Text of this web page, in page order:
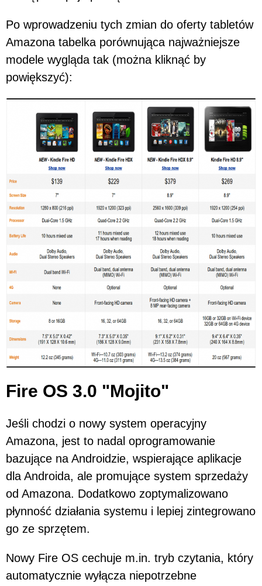
Po wprowadzeniu tych zmian do oferty tabletów
Amazona tabelka porównująca najważniejsze
modele wygląda tak (można kliknąć by
powiększyć):
Fire OS 3.0 "Mojito"
Jeśli chodzi o nowy system operacyjny
Amazona, jest to nadal oprogramowanie
bazujące na Androidzie, wspierające aplikacje
dla Androida, ale promujące system sprzedaży
od Amazona. Dodatkowo zoptymalizowano
płynność działania systemu i lepiej zintegrowano
go ze sprzętem.
Nowy Fire OS cechuje m.in. tryb czytania, który
automatycznie wyłącza niepotrzebne